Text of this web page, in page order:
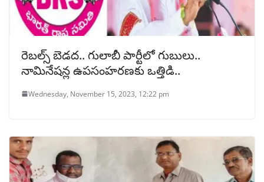
రెబల్స్ బెడద.. గులాబీ పార్టీలో గుబులు..
నామినేషన్ల ఉపసంహరణకు ఒత్తిడి..
Wednesday, November 15, 2023, 12:22 pm